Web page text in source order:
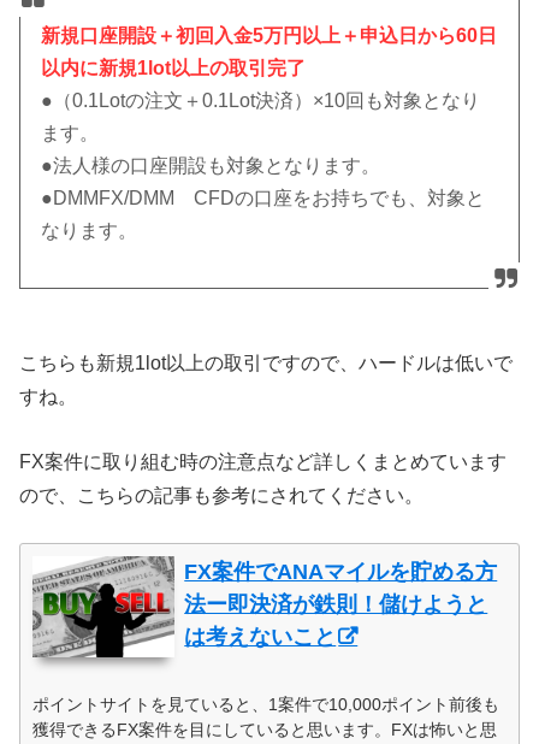
新規口座開設＋初回入金5万円以上＋申込日から60日
以内に新規1lot以上の取引完了
●（0.1Lotの注文＋0.1Lot決済）×10回も対象となり
ます。
●法人様の口座開設も対象となります。
●DMMFX/DMM CFDの口座をお持ちでも、対象と
なります。
こちらも新規1lot以上の取引ですので、ハードルは低いで
すね。
FX案件に取り組む時の注意点など詳しくまとめています
ので、こちらの記事も参考にされてください。
FX案件でANAマイルを貯める方
法ー即決済が鉄則！儲けようと
は考えないこと
ポイントサイトを見ていると、1案件で10,000ポイント前後も
獲得できるFX案件を目にしていると思います。FXは怖いと思